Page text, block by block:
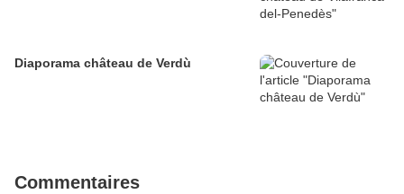
Diaporama château de Verdù
Commentaires